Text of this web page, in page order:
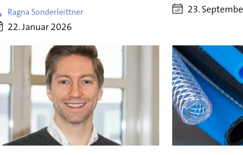
Ragna Sonderleittner
22. Januar 2026
23.